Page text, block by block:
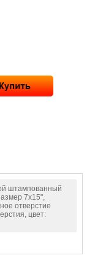
штампованный
7х15",
отверстие
цвет: